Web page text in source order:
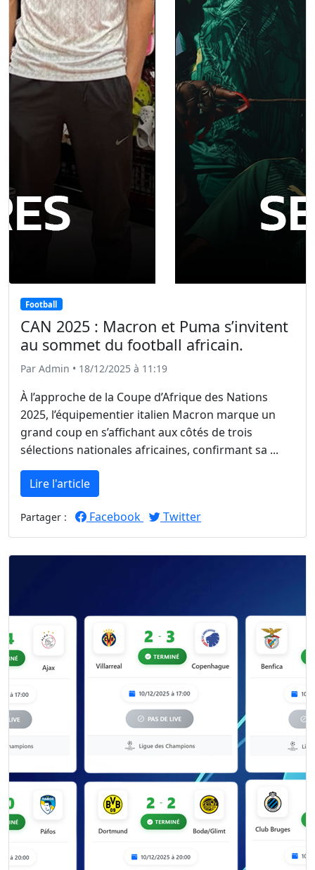
Football
CAN 2025 : Macron et Puma s’invitent
au sommet du football africain.
Par Admin • 18/12/2025 à 11:19
À l’approche de la Coupe d’Afrique des Nations
2025, l’équipementier italien Macron marque un
grand coup en s’affichant aux côtés de trois
sélections nationales africaines, confirmant sa ...
Lire l'article
Partager : Facebook Twitter